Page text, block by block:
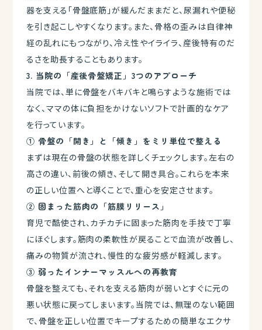
器を支える「骨盤底筋」が緩んだままだと、尿漏れや便秘
を引き起こしやすくなります。また、骨格の歪みは自律神
経の乱れにもつながり、冷え性やイライラ、産後特有のだ
るさを助長することもあります。
3. 当院の「産後骨盤矯正」3つのアプローチ
当院では、単に骨盤をバキバキと鳴らすような施術では
なく、ママの体に負担をかけないソフトで計画的なケア
を行っています。
① 骨盤の「開き」と「傾き」をミリ単位で整える
まずは現在の骨盤の状態を詳しくチェックします。左右の
高さの違い、前後の傾き、そして開き具合。これらを本来
の正しい位置へと導くことで、重心を安定させます。
② 固まった筋肉の「筋膜リリース」
育児で酷使され、カチカチに固まった筋肉を手技で丁寧
にほぐします。筋肉の柔軟性が戻ることで血流が改善し、
痛みの物質が流され、慢性的な疲労感が軽減します。
③ 弱ったインナーマッスルへの再教育
骨盤を整えても、それを支える筋肉が弱いとすぐに元の
悪い状態に戻ってしまいます。当院では、無理のない範囲
で、骨盤を正しい位置でキープするための簡単なエクサ